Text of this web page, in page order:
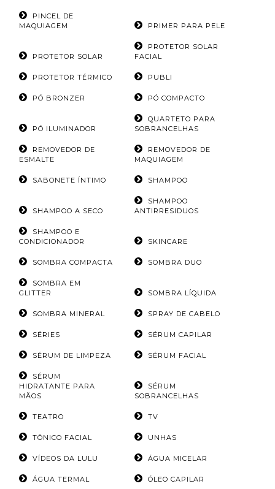
PINCEL DE
MAQUIAGEM
PRIMER PARA PELE
PROTETOR SOLAR
PROTETOR SOLAR
FACIAL
PROTETOR TÉRMICO PUBLI
PÓ BRONZER PÓ COMPACTO
PÓ ILUMINADOR
QUARTETO PARA
SOBRANCELHAS
REMOVEDOR DE
ESMALTE
REMOVEDOR DE
MAQUIAGEM
SABONETE ÍNTIMO SHAMPOO
SHAMPOO A SECO
SHAMPOO
ANTIRRESIDUOS
SHAMPOO E
CONDICIONADOR
SKINCARE
SOMBRA COMPACTA SOMBRA DUO
SOMBRA EM
GLITTER
SOMBRA LÍQUIDA
SOMBRA MINERAL SPRAY DE CABELO
SÉRIES SÉRUM CAPILAR
SÉRUM DE LIMPEZA SÉRUM FACIAL
SÉRUM
HIDRATANTE PARA
MÃOS
SÉRUM
SOBRANCELHAS
TEATRO TV
TÔNICO FACIAL UNHAS
VÍDEOS DA LULU ÁGUA MICELAR
ÁGUA TERMAL ÓLEO CAPILAR